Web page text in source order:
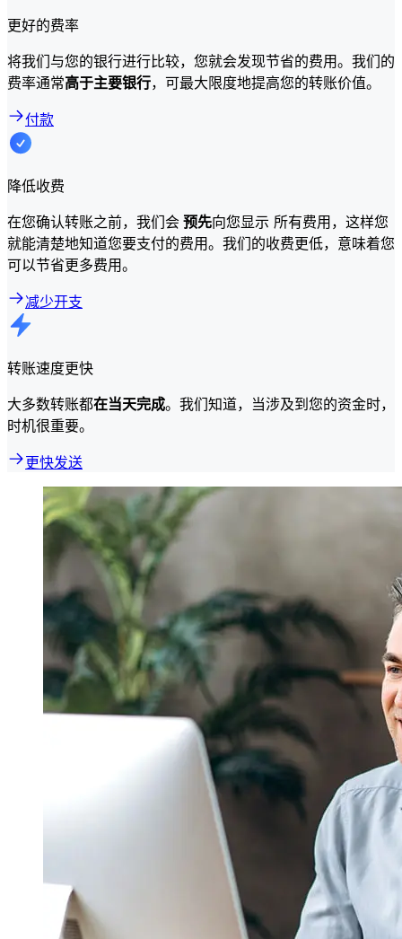
更好的费率
将我们与您的银行进行比较，您就会发现节省的费用。我们的
费率通常高于主要银行，可最大限度地提高您的转账价值。
付款
降低收费
在您确认转账之前，我们会 预先向您显示 所有费用，这样您
就能清楚地知道您要支付的费用。我们的收费更低，意味着您
可以节省更多费用。
减少开支
转账速度更快
大多数转账都在当天完成。我们知道，当涉及到您的资金时，
时机很重要。
更快发送